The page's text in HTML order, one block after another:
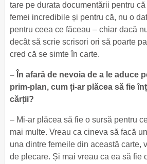
tare pe durata documentării pentru
femei incredibile și pentru că, nu o
pentru ceea ce făceau – chiar dacă
decât să scrie scrisori ori să poarte
cred că se simte în carte.
– În afară de nevoia de a le aduce
prim-plan, cum ți-ar plăcea să fie
cărții?
– Mi-ar plăcea să fie o sursă pentru
mai multe. Vreau ca cineva să facă
una dintre femeile din această carte,
de plecare. Și mai vreau ca ea să fie